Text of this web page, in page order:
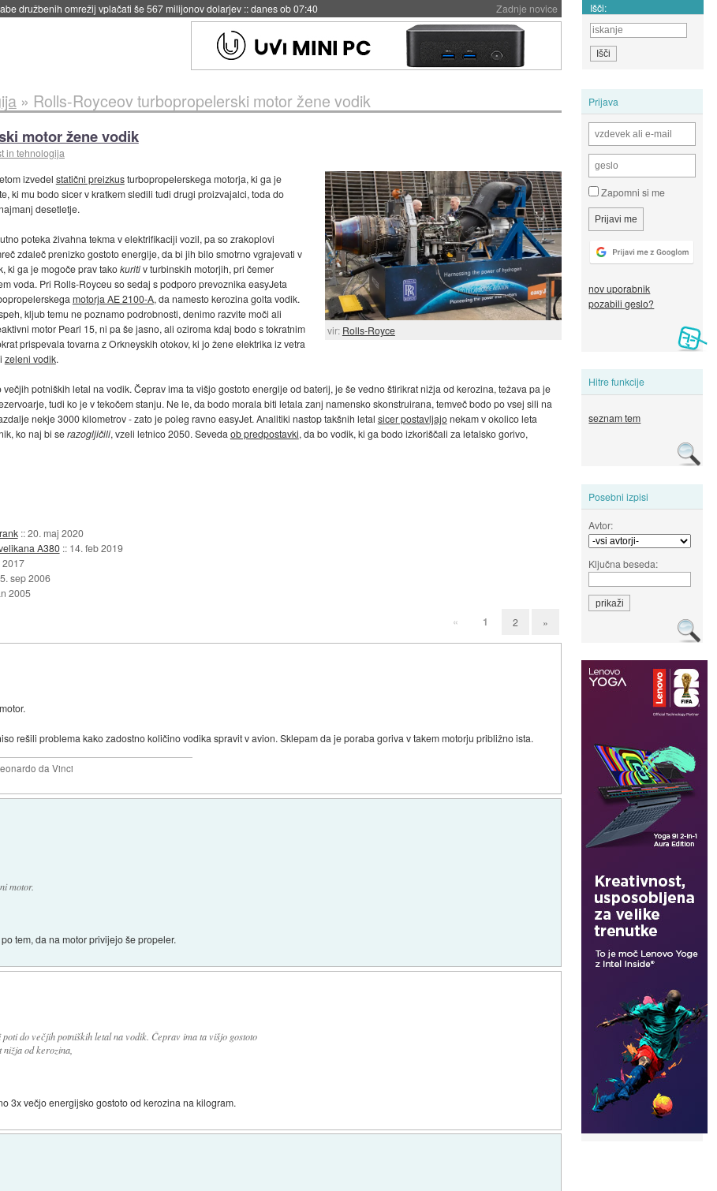
Zadnje novice
doslej::včeraj ob 21:37 Išči:
Prijava
Zapomni si me
nov uporabnik
pozabili geslo?
Hitre funkcije
seznam tem
Posebni izpisi
Avtor:
Ključna beseda:
» Rolls-Royceov turbopropelerski motor žene vodik
motor žene vodik
in tehnologija
vir: Rolls-Royce
izvedel statični preizkusturbopropelerskega motorja, ki ga je
ki mu bodo sicer v kratkem sledili tudi drugi proizvajalci, toda do
desetletje.
poteka živahna tekma v elektrifikaciji vozil, pa so zrakoplovi
zdaleč prenizko gostoto energije, da bi jih bilo smotrno vgrajevati v
ki ga je mogoče prav takokuritiv turbinskih motorjih, pri čemer
voda. Pri Rolls-Royceu so sedaj s podporo prevoznika easyJeta
motorja AE 2100-A, da namesto kerozina golta vodik.
kljub temu ne poznamo podrobnosti, denimo razvite moči ali
motor Pearl 15, ni pa še jasno, ali oziroma kdaj bodo s tokratnim
prispevala tovarna z Orkneyskih otokov, ki jo žene elektrika iz vetra
zeleni vodik.
potniških letal na vodik. Čeprav ima ta višjo gostoto energije od baterij, je še vedno štirikrat nižja od kerozina, težava pa je
tudi ko je v tekočem stanju. Ne le, da bodo morala biti letala zanj namensko skonstruirana, temveč bodo po vsej sili na
nekje 3000 kilometrov - zato je poleg ravno easyJet. Analitiki nastop takšnih letal sicer postavljajonekam v okolico leta
ko naj bi serazogljičili, vzeli letnico 2050. Seveda ob predpostavki, da bo vodik, ki ga bodo izkoriščali za letalsko gorivo,
::20. maj 2020
A380 :: 14. feb 2019
2017
sep 2006
2005
« 1 2 »
rešili problema kako zadostno količino vodika spravit v avion. Sklepam da je poraba goriva v takem motorju približno ista.
da Vinci
motor.
tem, da na motor privijejo še propeler.
do večjih potniških letal na vodik. Čeprav ima ta višjo gostoto
od kerozina,
3x večjo energijsko gostoto od kerozina na kilogram.